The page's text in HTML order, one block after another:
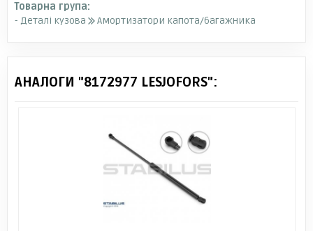
Товарна група:
- Деталі кузова
Амортизатори капота/багажника
АНАЛОГИ "8172977 LESJOFORS":